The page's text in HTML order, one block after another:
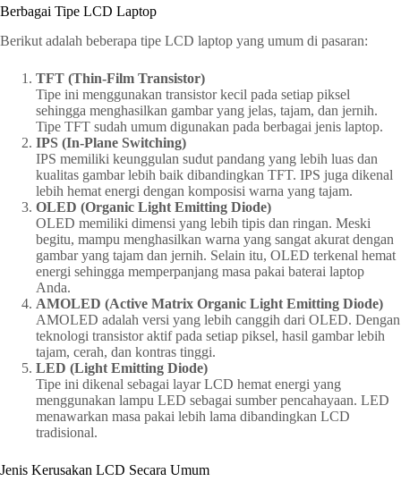
Berbagai Tipe LCD Laptop
Berikut adalah beberapa tipe LCD laptop yang umum di pasaran:
TFT (Thin-Film Transistor)
Tipe ini menggunakan transistor kecil pada setiap piksel
sehingga menghasilkan gambar yang jelas, tajam, dan jernih.
Tipe TFT sudah umum digunakan pada berbagai jenis laptop.
IPS (In-Plane Switching)
IPS memiliki keunggulan sudut pandang yang lebih luas dan
kualitas gambar lebih baik dibandingkan TFT. IPS juga dikenal
lebih hemat energi dengan komposisi warna yang tajam.
OLED (Organic Light Emitting Diode)
OLED memiliki dimensi yang lebih tipis dan ringan. Meski
begitu, mampu menghasilkan warna yang sangat akurat dengan
gambar yang tajam dan jernih. Selain itu, OLED terkenal hemat
energi sehingga memperpanjang masa pakai baterai laptop
Anda.
AMOLED (Active Matrix Organic Light Emitting Diode)
AMOLED adalah versi yang lebih canggih dari OLED. Dengan
teknologi transistor aktif pada setiap piksel, hasil gambar lebih
tajam, cerah, dan kontras tinggi.
LED (Light Emitting Diode)
Tipe ini dikenal sebagai layar LCD hemat energi yang
menggunakan lampu LED sebagai sumber pencahayaan. LED
menawarkan masa pakai lebih lama dibandingkan LCD
tradisional.
Jenis Kerusakan LCD Secara Umum